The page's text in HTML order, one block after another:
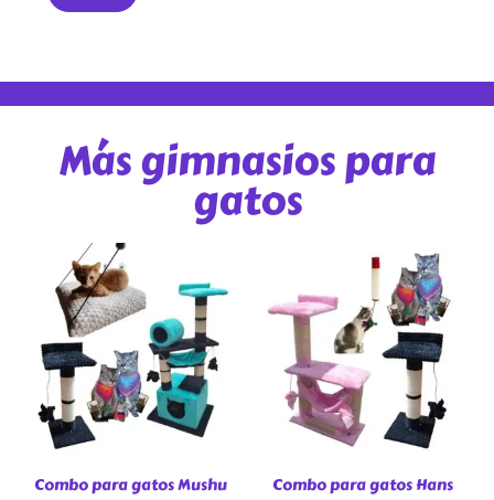
Más gimnasios para
gatos
Combo para gatos Mushu Combo para gatos Hans